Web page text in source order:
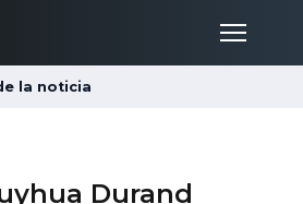
la noticia
Durand